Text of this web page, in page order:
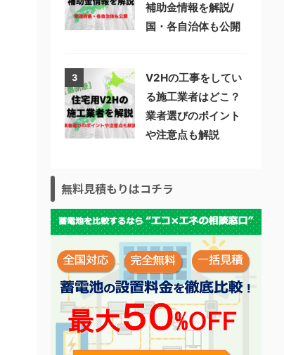
補助金情報を解説/
国・各自治体も公開
3
V2Hの工事をしてい
る施工業者はどこ？
業者選びのポイント
や注意点も解説
無料見積もりはコチラ